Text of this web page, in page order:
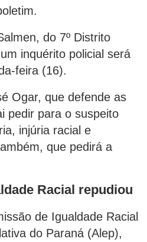
do 7º Distrito
inquérito policial será
feira (16).
Ogar, que defende as
pedir para o suspeito
injúria racial e
que pedirá a
Racial repudiou
de Igualdade Racial
do Paraná (Alep),